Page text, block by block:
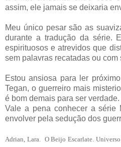
assim, ele jamais se deixaria
Meu único pesar são as
durante a tradução da série.
espirituosos e atrevidos que
sem palavras recatadas ou
Estou ansiosa para ler
Tegan, o guerreiro mais
é bom demais para ser verdade.
Vale a pena conhecer a série
envolver pela sedução dos
Adrian, Lara. O Beijo Escarlate.